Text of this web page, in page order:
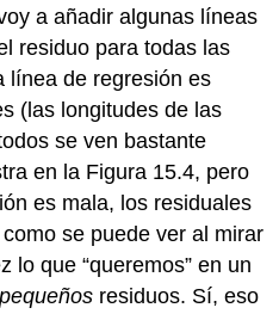
a añadir algunas líneas
residuo para todas las
línea de regresión es
(las longitudes de las
se ven bastante
en la Figura 15.4, pero
es mala, los residuales
se puede ver al mirar
lo que “queremos” en un
pequeños residuos. Sí, eso